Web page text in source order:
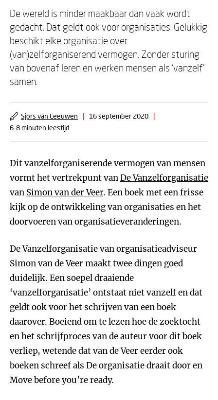
De wereld is minder maakbaar dan vaak wordt
gedacht. Dat geldt ook voor organisaties. Gelukkig
beschikt elke organisatie over
(van)zelforganiserend vermogen. Zonder sturing
van bovenaf leren en werken mensen als ‘vanzelf’
samen.
Sjors van Leeuwen | 16 september 2020
|
6-8 minuten leestijd
Dit vanzelforganiserende vermogen van mensen
vormt het vertrekpunt vanDe Vanzelforganisatie
van Simon van der Veer. Een boek met een frisse
kijk op de ontwikkeling van organisaties en het
doorvoeren van organisatieveranderingen.
De Vanzelforganisatie van organisatieadviseur
Simon van de Veer maakt twee dingen goed
duidelijk. Een soepel draaiende
‘vanzelforganisatie’ ontstaat niet vanzelf en dat
geldt ook voor het schrijven van een boek
daarover. Boeiend om te lezen hoe de zoektocht
en het schrijfproces van de auteur voor dit boek
verliep, wetende dat van de Veer eerder ook
boeken schreef als De organisatie draait door en
Move before you’re ready.